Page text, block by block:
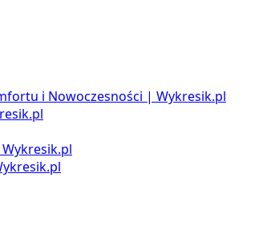
i Nowoczesności | Wykresik.pl